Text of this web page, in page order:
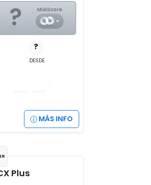
? MixiScore
-
?
DESDE
MÁS INFO
Plus